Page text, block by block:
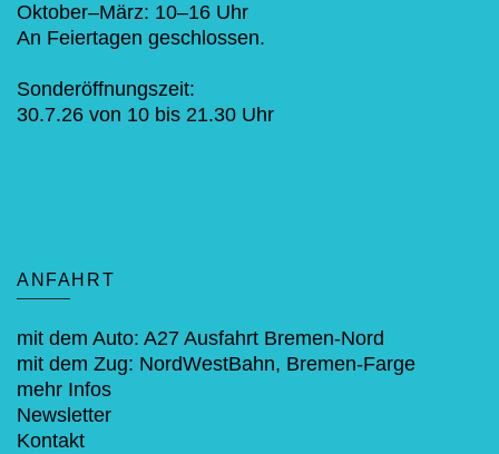
Oktober–März: 10–16 Uhr
An Feiertagen geschlossen.
Sonderöffnungszeit:
30.7.26 von 10 bis 21.30 Uhr
ANFAHRT
mit dem Auto: A27 Ausfahrt Bremen-Nord
mit dem Zug: NordWestBahn, Bremen-Farge
mehr Infos
Newsletter
Kontakt